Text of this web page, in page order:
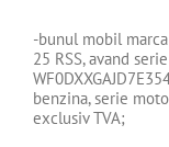
-bunul mobil
25 RSS, avand
benzina, serie
exclusiv TVA;